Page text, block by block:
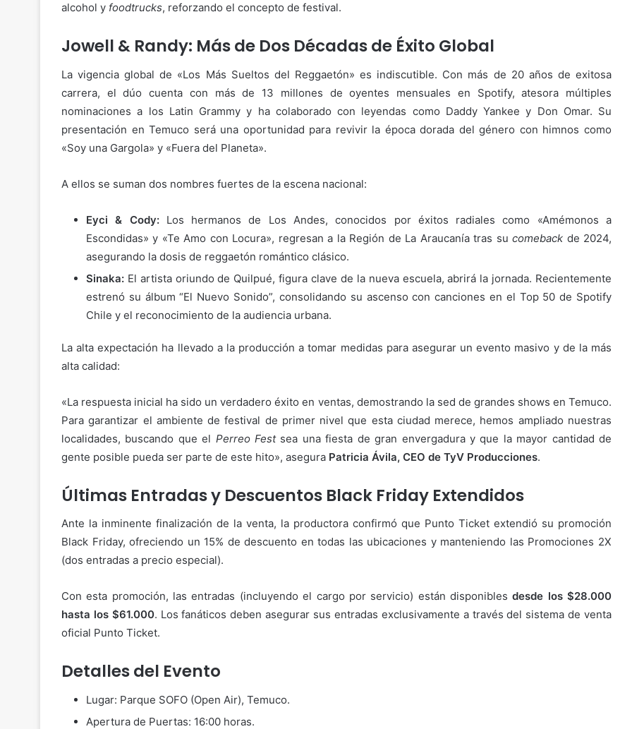
alcohol y foodtrucks, reforzando el concepto de festival.
Jowell & Randy: Más de Dos Décadas de Éxito Global
La vigencia global de «Los Más Sueltos del Reggaetón» es indiscutible. Con más de 20 años de exitosa
carrera, el dúo cuenta con más de 13 millones de oyentes mensuales en Spotify, atesora múltiples
nominaciones a los Latin Grammy y ha colaborado con leyendas como Daddy Yankee y Don Omar. Su
presentación en Temuco será una oportunidad para revivir la época dorada del género con himnos como
«Soy una Gargola» y «Fuera del Planeta».
A ellos se suman dos nombres fuertes de la escena nacional:
Eyci & Cody:Los hermanos de Los Andes, conocidos por éxitos radiales como «Amémonos a
Escondidas» y «Te Amo con Locura», regresan a la Región de La Araucanía tras sucomeback de 2024,
asegurando la dosis de reggaetón romántico clásico.
Sinaka: El artista oriundo de Quilpué, figura clave de la nueva escuela, abrirá la jornada. Recientemente
estrenó su álbum “El Nuevo Sonido”, consolidando su ascenso con canciones en el Top 50 de Spotify
Chile y el reconocimiento de la audiencia urbana.
La alta expectación ha llevado a la producción a tomar medidas para asegurar un evento masivo y de la más
alta calidad:
«La respuesta inicial ha sido un verdadero éxito en ventas, demostrando la sed de grandes shows en Temuco.
Para garantizar el ambiente de festival de primer nivel que esta ciudad merece, hemos ampliado nuestras
localidades, buscando que el Perreo Festsea una fiesta de gran envergadura y que la mayor cantidad de
gente posible pueda ser parte de este hito», asegura Patricia Ávila, CEO de TyV Producciones.
Últimas Entradas y Descuentos Black Friday Extendidos
Ante la inminente finalización de la venta, la productora confirmó que Punto Ticket extendió su promoción
Black Friday, ofreciendo un 15% de descuento en todas las ubicaciones y manteniendo las Promociones 2X
(dos entradas a precio especial).
Con esta promoción, las entradas (incluyendo el cargo por servicio) están disponiblesdesde los $28.000
hasta los $61.000. Los fanáticos deben asegurar sus entradas exclusivamente a través del sistema de venta
oficial Punto Ticket.
Detalles del Evento
Lugar: Parque SOFO (Open Air), Temuco.
Apertura de Puertas: 16:00 horas.